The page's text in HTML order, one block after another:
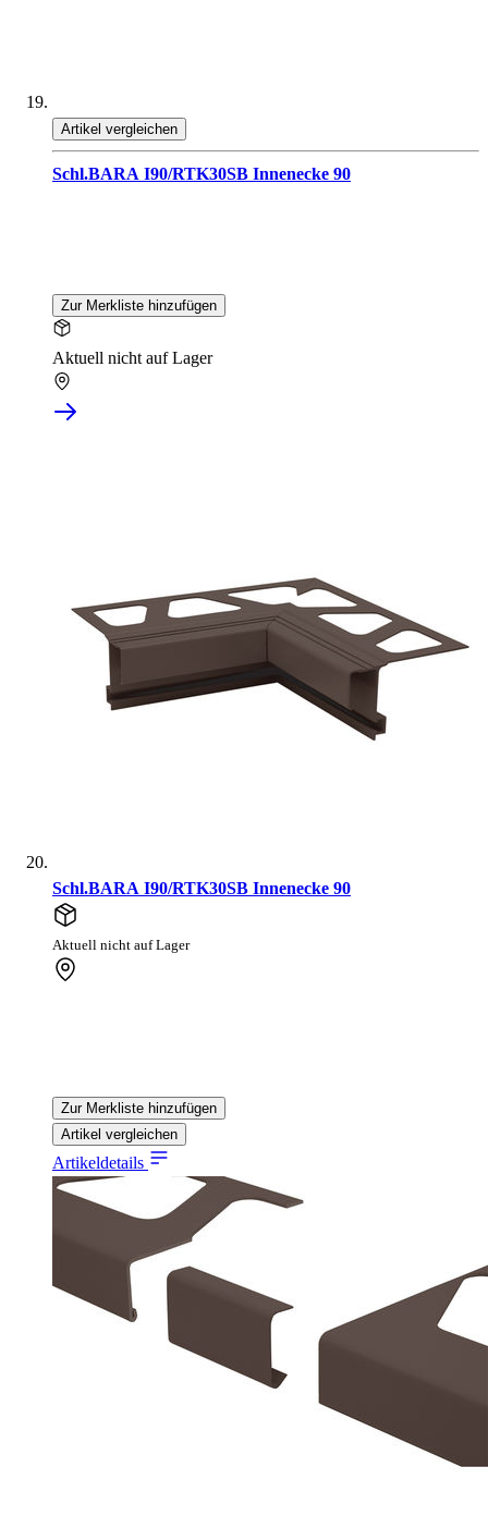
Artikel vergleichen
Schl.BARA I90/RTK30SB Innenecke 90
Zur Merkliste hinzufügen
Aktuell nicht auf Lager
Schl.BARA I90/RTK30SB Innenecke 90
Aktuell nicht auf Lager
Zur Merkliste hinzufügen
Artikel vergleichen
Artikeldetails